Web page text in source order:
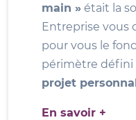
main » était la
Entreprise vous
pour vous le
périmètre défini
projet
En savoir +